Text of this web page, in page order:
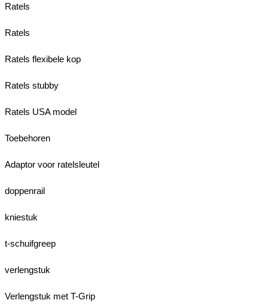
Ratels
Ratels
Ratels flexibele kop
Ratels stubby
Ratels USA model
Toebehoren
Adaptor voor ratelsleutel
doppenrail
kniestuk
t-schuifgreep
verlengstuk
Verlengstuk met T-Grip